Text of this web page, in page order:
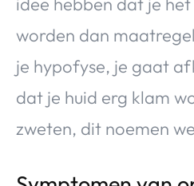
worden dan
je hypofyse, je gaat
dat je huid erg klam
zweten, dit noemen